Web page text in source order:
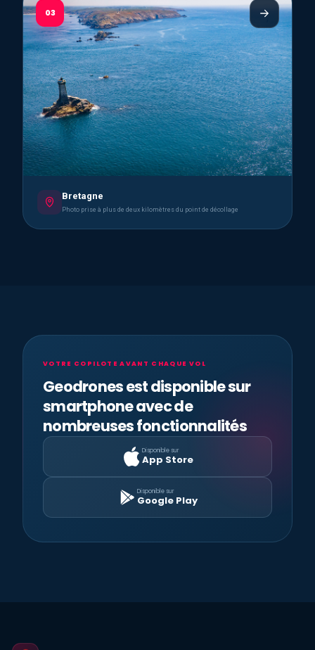
03
Bretagne
Photo prise à plus de deux kilomètres du point de décollage
VOTRE COPILOTE AVANT CHAQUE VOL
Geodrones est disponible sur
smartphone avec de
nombreuses fonctionnalités
Disponible sur
App Store
Disponible sur
Google Play